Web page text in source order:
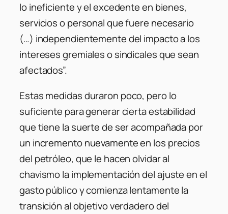
lo ineficiente y el excedente en bienes,
servicios o personal que fuere necesario
(…) independientemente del impacto a los
intereses gremiales o sindicales que sean
afectados”.
Estas medidas duraron poco, pero lo
suficiente para generar cierta estabilidad
que tiene la suerte de ser acompañada por
un incremento nuevamente en los precios
del petróleo, que le hacen olvidar al
chavismo la implementación del ajuste en el
gasto público y comienza lentamente la
transición al objetivo verdadero del